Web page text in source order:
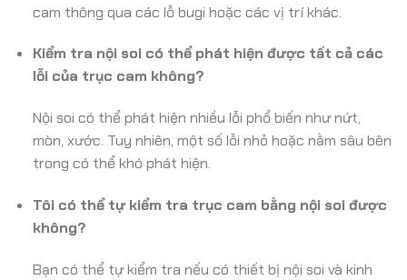
cam thông qua các lỗ bugi hoặc các vị trí khác.
Kiểm tra nội soi có thể phát hiện được tất cả các
lỗi của trục cam không?
Nội soi có thể phát hiện nhiều lỗi phổ biến như nứt,
mòn, xước. Tuy nhiên, một số lỗi nhỏ hoặc nằm sâu bên
trong có thể khó phát hiện.
Tôi có thể tự kiểm tra trục cam bằng nội soi được
không?
Bạn có thể tự kiểm tra nếu có thiết bị nội soi và kinh